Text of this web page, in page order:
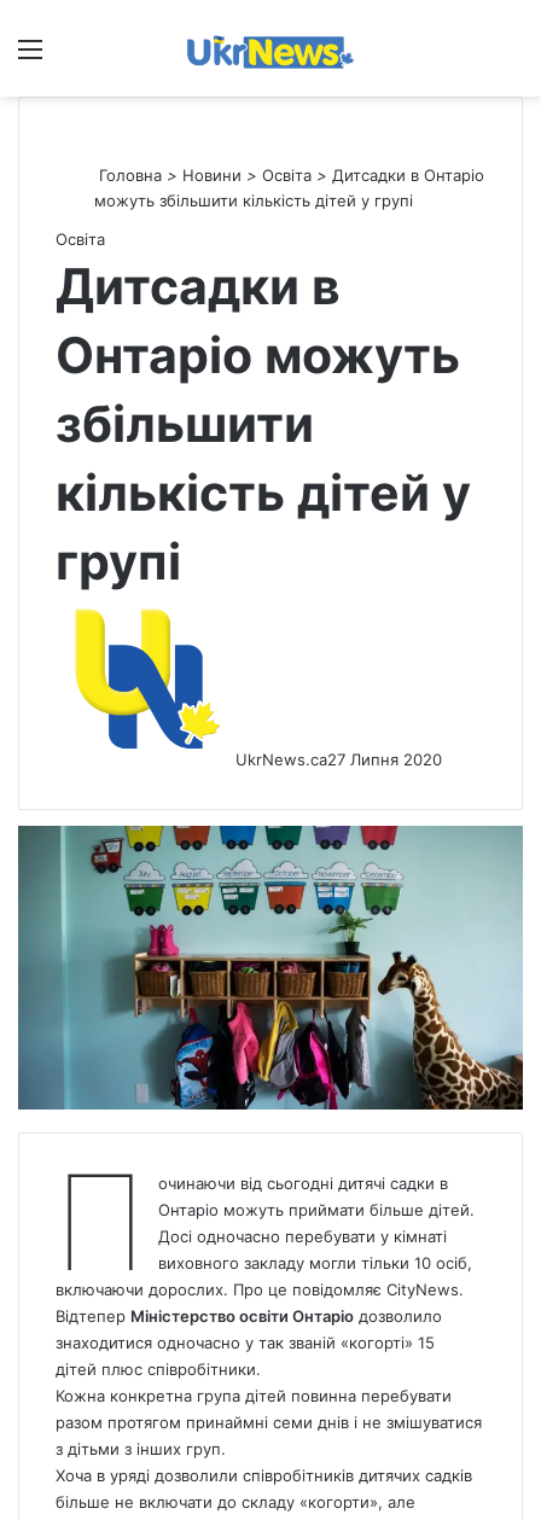
Меню
Головна > Новини > Освіта > Дитсадки в Онтаріо
можуть збільшити кількість дітей у групі
Освіта
Дитсадки в
Онтаріо можуть
збільшити
кількість дітей у
групі
UkrNews.ca27 Липня 2020
П
очинаючи від сьогодні дитячі садки в
Онтаріо можуть приймати більше дітей.
Досі одночасно перебувати у кімнаті
виховного закладу могли тільки 10 осіб,
включаючи дорослих. Про це повідомляє CityNews.
Відтепер Міністерство освіти Онтаріо дозволило
знаходитися одночасно у так званій «когорті» 15
дітей плюс співробітники.
Кожна конкретна група дітей повинна перебувати
разом протягом принаймні семи днів і не змішуватися
з дітьми з інших груп.
Хоча в уряді дозволили співробітників дитячих садків
більше не включати до складу «когорти», але